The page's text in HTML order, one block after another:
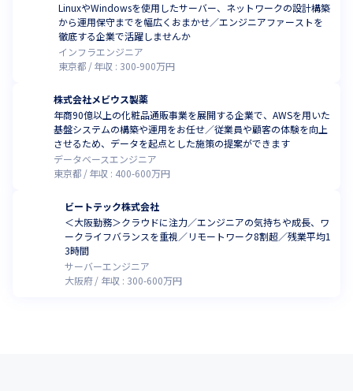
LinuxやWindowsを使用したサーバー、ネットワークの設計構築
から運用保守までを幅広くおまかせ／エンジニアファーストを
徹底する企業で活躍しませんか
インフラエンジニア
東京都
年収 : 300-900万円
株式会社メビウス製薬
年商90億以上の化粧品通販事業を展開する企業で、AWSを用いた
基盤システムの構築や運用をお任せ／従業員や顧客の体験を向上
させるため、データを起点とした施策の提案ができます
データベースエンジニア
東京都
年収 : 400-600万円
ビートテック株式会社
＜大阪勤務＞クラウドに注力／エンジニアの気持ちや成長、ワ
ークライフバランスを重視／リモートワーク8割超／残業平均1
3時間
サーバーエンジニア
大阪府
年収 : 300-600万円